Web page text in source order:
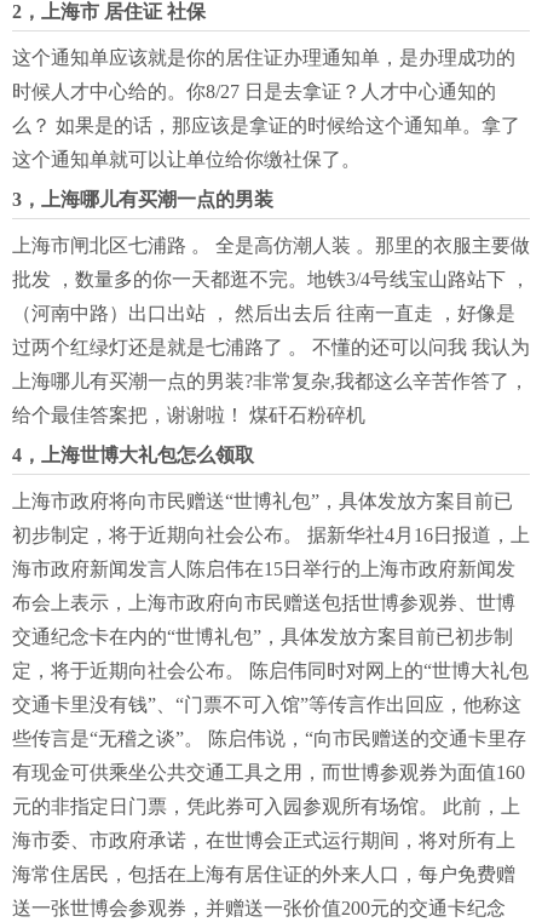
2，上海市 居住证 社保
这个通知单应该就是你的居住证办理通知单，是办理成功的
时候人才中心给的。你8/27 日是去拿证？人才中心通知的
么？ 如果是的话，那应该是拿证的时候给这个通知单。拿了
这个通知单就可以让单位给你缴社保了。
3，上海哪儿有买潮一点的男装
上海市闸北区七浦路 。 全是高仿潮人装 。那里的衣服主要做
批发 ，数量多的你一天都逛不完。地铁3/4号线宝山路站下 ，
（河南中路）出口出站 ， 然后出去后 往南一直走 ，好像是
过两个红绿灯还是就是七浦路了 。 不懂的还可以问我 我认为
上海哪儿有买潮一点的男装?非常复杂,我都这么辛苦作答了，
给个最佳答案把，谢谢啦！ 煤矸石粉碎机
4，上海世博大礼包怎么领取
上海市政府将向市民赠送“世博礼包”，具体发放方案目前已
初步制定，将于近期向社会公布。 据新华社4月16日报道，上
海市政府新闻发言人陈启伟在15日举行的上海市政府新闻发
布会上表示，上海市政府向市民赠送包括世博参观券、世博
交通纪念卡在内的“世博礼包”，具体发放方案目前已初步制
定，将于近期向社会公布。 陈启伟同时对网上的“世博大礼包
交通卡里没有钱”、“门票不可入馆”等传言作出回应，他称这
些传言是“无稽之谈”。 陈启伟说，“向市民赠送的交通卡里存
有现金可供乘坐公共交通工具之用，而世博参观券为面值160
元的非指定日门票，凭此券可入园参观所有场馆。 此前，上
海市委、市政府承诺，在世博会正式运行期间，将对所有上
海常住居民，包括在上海有居住证的外来人口，每户免费赠
送一张世博会参观券，并赠送一张价值200元的交通卡纪念